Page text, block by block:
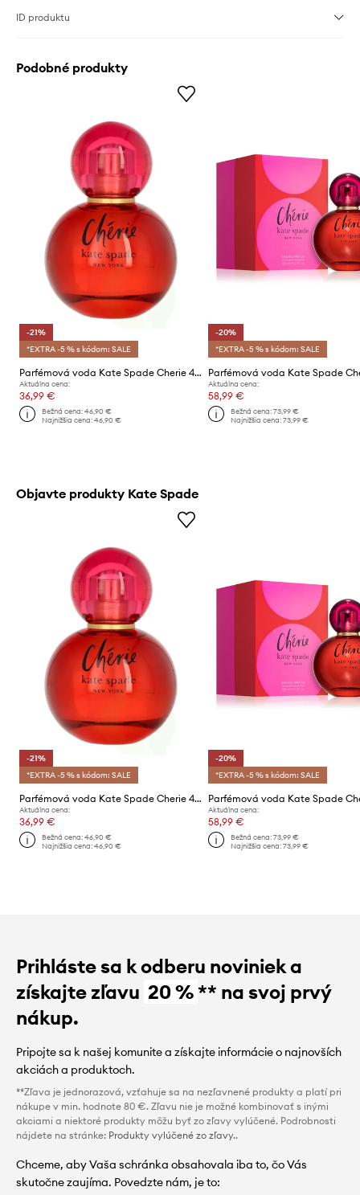
ID produktu
Podobné produkty
-21%
*EXTRA -5 % s kódom: SALE
Parfémová voda Kate Spade Cherie 40 ml
Aktuálna cena:
36,99 €
Bežná cena:46,90 €
Najnižšia cena:46,90 €
-20%
*EXTRA -5 % s kódom: SALE
Aktuálna cena:
58,99 €
Bežná cena: 73,99 €
Najnižšia cena: 73,99 €
Objavte produkty Kate Spade
-21%
*EXTRA -5 % s kódom: SALE
Parfémová voda Kate Spade Cherie 40 ml
Aktuálna cena:
36,99 €
Bežná cena:46,90 €
Najnižšia cena:46,90 €
-20%
*EXTRA -5 % s kódom: SALE
Aktuálna cena:
58,99 €
Bežná cena: 73,99 €
Najnižšia cena: 73,99 €
Prihláste sa k odberu noviniek a
získajte zľavu 20 %** na svoj prvý
nákup.
Pripojte sa k našej komunite a získajte informácie o najnovších
akciách a produktoch.
**Zľava je jednorazová, vzťahuje sa na nezľavnené produkty a platí pri
nákupe v min. hodnote 80 €. Zľavu nie je možné kombinovať s inými
akciami a niektoré produkty môžu byť zo zľavy vylúčené. Podrobnosti
nájdete na stránke: Produkty vylúčené zo zľavy..
Chceme, aby Vaša schránka obsahovala iba to, čo Vás
skutočne zaujíma. Povedzte nám, je to: